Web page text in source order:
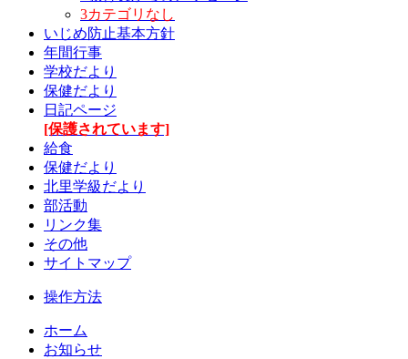
3カテゴリなし
いじめ防止基本方針
年間行事
学校だより
保健だより
日記ページ
[保護されています]
給食
保健だより
北里学級だより
部活動
リンク集
その他
サイトマップ
操作方法
ホーム
お知らせ